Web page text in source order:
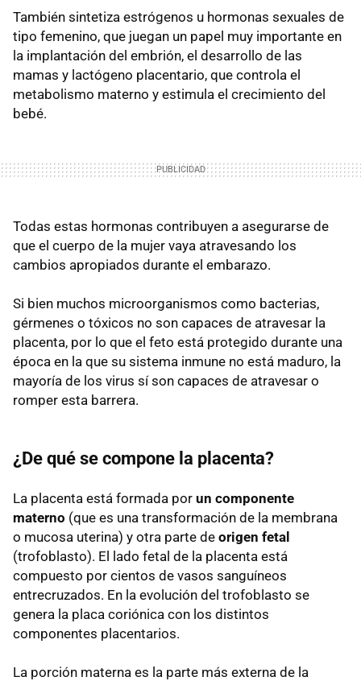
También sintetiza estrógenos u hormonas sexuales de
tipo femenino, que juegan un papel muy importante en
la implantación del embrión, el desarrollo de las
mamas y lactógeno placentario, que controla el
metabolismo materno y estimula el crecimiento del
bebé.
Todas estas hormonas contribuyen a asegurarse de
que el cuerpo de la mujer vaya atravesando los
cambios apropiados durante el embarazo.
Si bien muchos microorganismos como bacterias,
gérmenes o tóxicos no son capaces de atravesar la
placenta, por lo que el feto está protegido durante una
época en la que su sistema inmune no está maduro, la
mayoría de los virus sí son capaces de atravesar o
romper esta barrera.
¿De qué se compone la placenta?
La placenta está formada por un componente
materno (que es una transformación de la membrana
o mucosa uterina) y otra parte de origen fetal
(trofoblasto). El lado fetal de la placenta está
compuesto por cientos de vasos sanguíneos
entrecruzados. En la evolución del trofoblasto se
genera la placa coriónica con los distintos
componentes placentarios.
La porción materna es la parte más externa de la